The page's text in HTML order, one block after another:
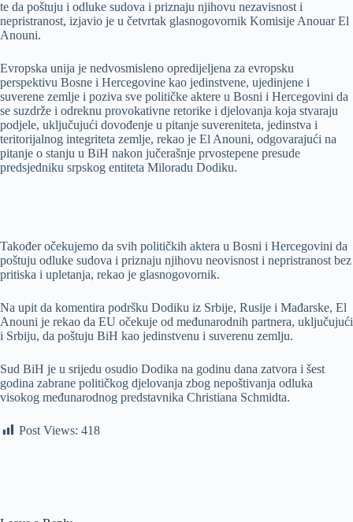
te da poštuju i odluke sudova i priznaju njihovu nezavisnost i
nepristranost, izjavio je u četvrtak glasnogovornik Komisije Anouar El
Anouni.
Evropska unija je nedvosmisleno opredijeljena za evropsku
perspektivu Bosne i Hercegovine kao jedinstvene, ujedinjene i
suverene zemlje i poziva sve političke aktere u Bosni i Hercegovini da
se suzdrže i odreknu provokativne retorike i djelovanja koja stvaraju
podjele, uključujući dovođenje u pitanje suvereniteta, jedinstva i
teritorijalnog integriteta zemlje, rekao je El Anouni, odgovarajući na
pitanje o stanju u BiH nakon jučerašnje prvostepene presude
predsjedniku srpskog entiteta Miloradu Dodiku.
Također očekujemo da svih političkih aktera u Bosni i Hercegovini da
poštuju odluke sudova i priznaju njihovu neovisnost i nepristranost bez
pritiska i upletanja, rekao je glasnogovornik.
Na upit da komentira podršku Dodiku iz Srbije, Rusije i Mađarske, El
Anouni je rekao da EU očekuje od međunarodnih partnera, uključujući
i Srbiju, da poštuju BiH kao jedinstvenu i suverenu zemlju.
Sud BiH je u srijedu osudio Dodika na godinu dana zatvora i šest
godina zabrane političkog djelovanja zbog nepoštivanja odluka
visokog međunarodnog predstavnika Christiana Schmidta.
Post Views: 418